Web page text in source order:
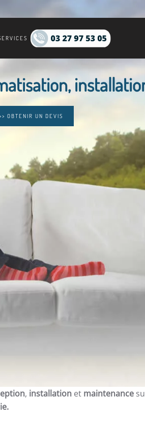
OBTENIR UN DEVIS
, installation et maintenance